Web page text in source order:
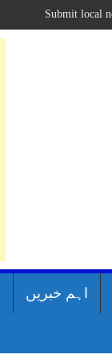
Submit local
اہم خبریں